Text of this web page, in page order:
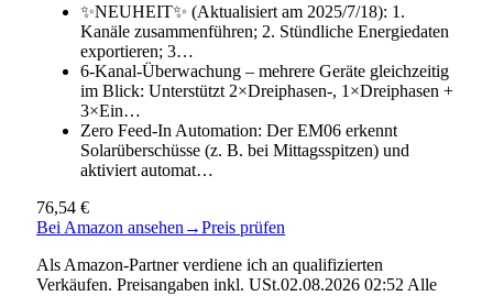
✨NEUHEIT✨ (Aktualisiert am 2025/7/18): 1.
Kanäle zusammenführen; 2. Stündliche Energiedaten
exportieren; 3…
6-Kanal-Überwachung – mehrere Geräte gleichzeitig
im Blick: Unterstützt 2×Dreiphasen-, 1×Dreiphasen +
3×Ein…
Zero Feed-In Automation: Der EM06 erkennt
Solarüberschüsse (z. B. bei Mittagsspitzen) und
aktiviert automat…
76,54 €
Bei Amazon ansehen →Preis prüfen
Als Amazon-Partner verdiene ich an qualifizierten
Verkäufen. Preisangaben inkl. USt.02.08.2026 02:52 Alle